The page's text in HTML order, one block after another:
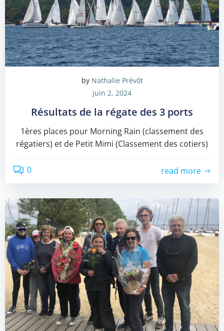
by Nathalie Prévôt
juin 2, 2024
Résultats de la régate des 3 ports
1ères places pour Morning Rain (classement des
régatiers) et de Petit Mimi (Classement des cotiers)
0 read more